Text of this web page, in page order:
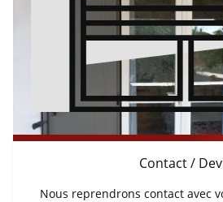
Contact /
Nous reprendrons contact avec